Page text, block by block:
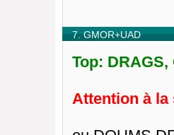
7. GMOR+UAD
Top: DRAGS,
Attention à la